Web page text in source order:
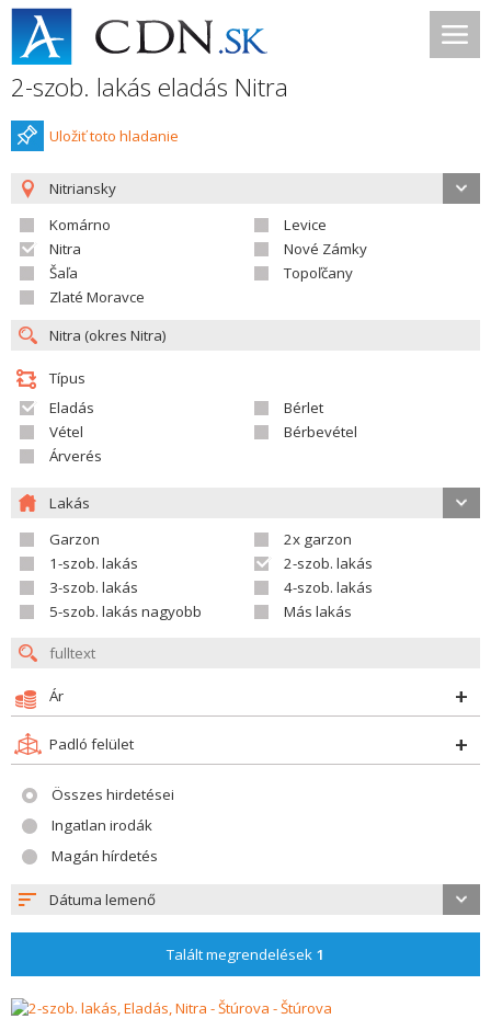
2-szob. lakás eladás Nitra
Uložiť toto hladanie
Nitriansky
Komárno
Levice
Nitra
Nové Zámky
Šaľa
Topoľčany
Zlaté Moravce
Típus
Eladás
Bérlet
Vétel
Bérbevétel
Árverés
Lakás
Garzon
2x garzon
1-szob. lakás
2-szob. lakás
3-szob. lakás
4-szob. lakás
5-szob. lakás nagyobb
Más lakás
Ár
Padló felület
Összes hirdetései
Ingatlan irodák
Magán hírdetés
Dátuma lemenő
Talált megrendelések 1